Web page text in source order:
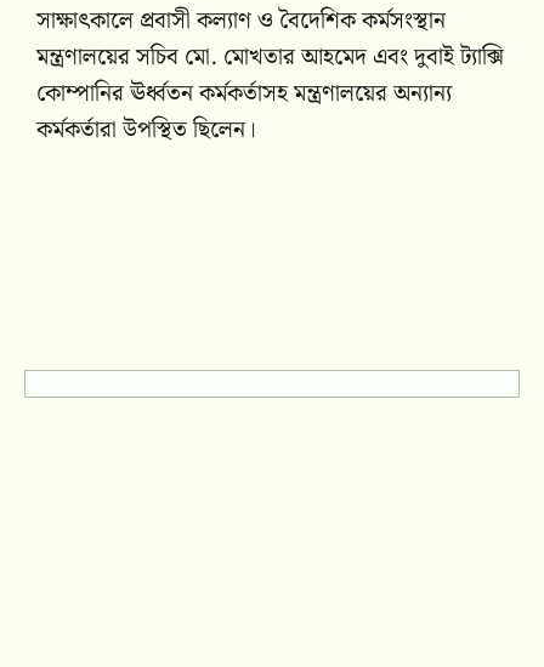
সাক্ষাৎকালে প্রবাসী কল্যাণ ও বৈদেশিক কর্মসংস্থান
মন্ত্রণালয়ের সচিব মো. মোখতার আহমেদ এবং দুবাই ট্যাক্সি
কোম্পানির ঊর্ধ্বতন কর্মকর্তাসহ মন্ত্রণালয়ের অন্যান্য
কর্মকর্তারা উপস্থিত ছিলেন।